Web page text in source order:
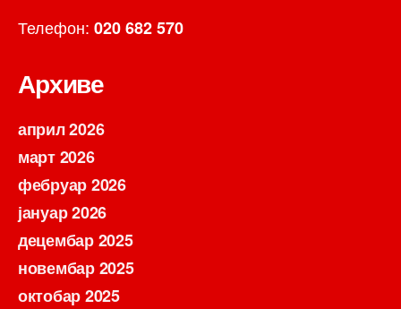
Телефон: 020 682 570
Архиве
април 2026
март 2026
фебруар 2026
јануар 2026
децембар 2025
новембар 2025
октобар 2025